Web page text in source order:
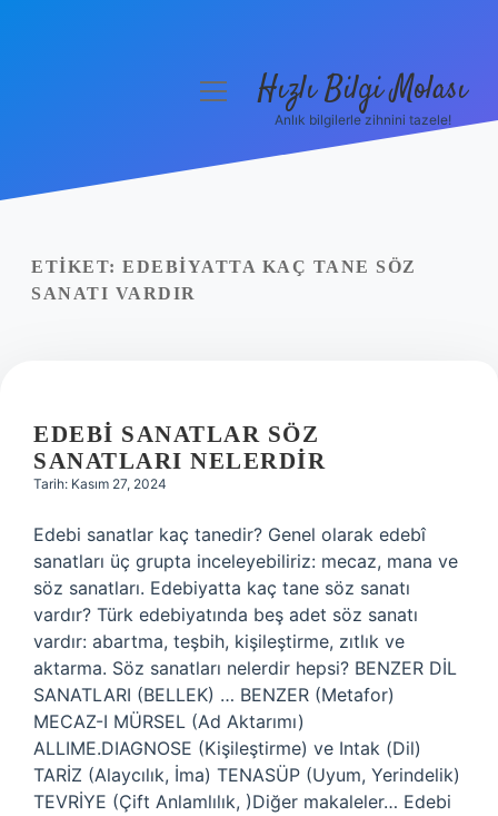
Yasal Uyarı
menüyüHızlı Bilgi Molası
Anlık bilgilerle zihnini tazele!
ETIKET: EDEBIYATTA KAÇ TANE SÖZ
SANATI VARDIR
EDEBI SANATLAR SÖZ
SANATLARI NELERDIR
Tarih: Kasım 27, 2024
Edebi sanatlar kaç tanedir? Genel olarak edebî
sanatları üç grupta inceleyebiliriz: mecaz, mana ve
söz sanatları. Edebiyatta kaç tane söz sanatı
vardır? Türk edebiyatında beş adet söz sanatı
vardır: abartma, teşbih, kişileştirme, zıtlık ve
aktarma. Söz sanatları nelerdir hepsi? BENZER DİL
SANATLARI (BELLEK) … BENZER (Metafor)
MECAZ-I MÜRSEL (Ad Aktarımı)
ALLIME.DIAGNOSE (Kişileştirme) ve Intak (Dil)
TARİZ (Alaycılık, İma) TENASÜP (Uyum, Yerindelik)
TEVRİYE (Çift Anlamlılık, )Diğer makaleler… Edebi